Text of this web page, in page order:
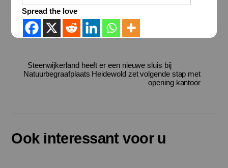
Spread the love
Steenwijkerland heeft er een nieuwe sluis bij
Natuurbegraafplaats Heidewold zet volgende stap met
opening kantoor
Ook interessant voor u